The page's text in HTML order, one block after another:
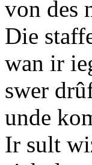
von des
Die
wan ir
swer
unde
Ir sult